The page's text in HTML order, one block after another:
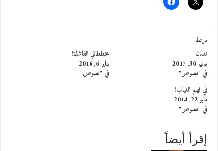
مرتبط
نصّان
يونيو 30, 2017
في "نصوص"
مخططاتي الفاشلة!
يناير 6, 2016
في "نصوص"
في فهم الغياب!
مايو 22, 2014
في "نصوص"
إقرأ أيضاً